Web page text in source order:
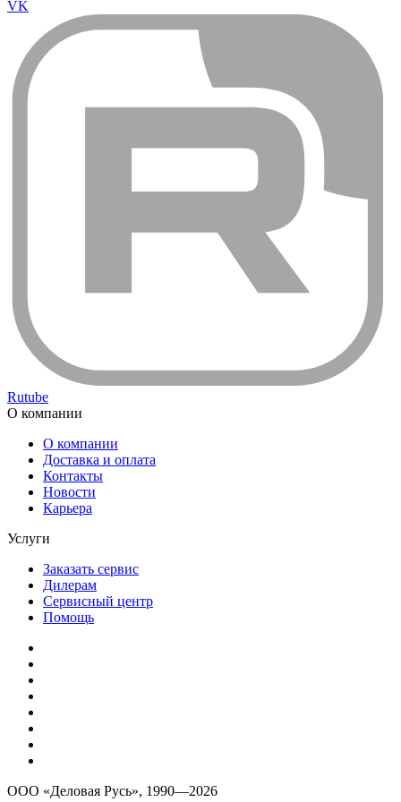
Rutube
О компании
О компании
Доставка и оплата
Контакты
Новости
Карьера
Услуги
Заказать сервис
Дилерам
Сервисный центр
ООО «Деловая Русь», 1990—2026
Интернет ресурс носит исключительно информационный
характер и не является публичной офертой, определяемой
положениями ст. 437 Гражданского кодекса РФ.
Общество с ограниченной ответственностью «Трапеза» ОГРН
Черняховского, дом № 5, корпус 1, этаж 1 пом. IV ком. 18-20